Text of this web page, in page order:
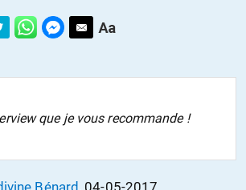
que je vous recommande !